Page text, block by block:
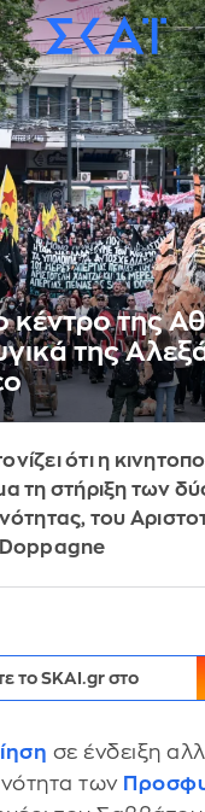
κέντρο της
της
ότι η
τη στήριξη των
του
Doppagne
το SKAI.gr στο
σε ένδειξη
των